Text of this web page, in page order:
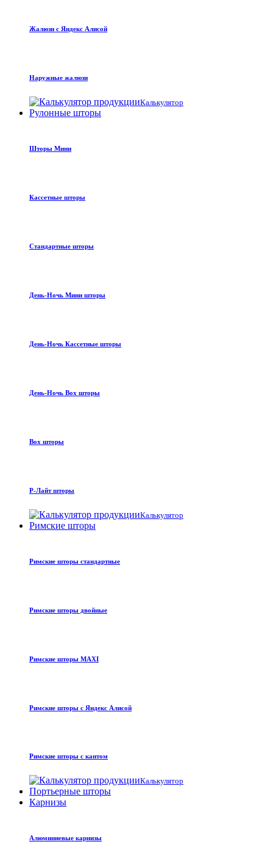
Жалюзи с Яндекс Алисой
Наружные жалюзи
Калькулятор
Рулонные шторы
Шторы Мини
Кассетные шторы
Стандартные шторы
День-Ночь Мини шторы
День-Ночь Кассетные шторы
День-Ночь Box шторы
Box шторы
Р-Лайт шторы
Калькулятор
Римские шторы
Римские шторы стандартные
Римские шторы двойные
Римские шторы MAXI
Римские шторы с Яндекс Алисой
Римские шторы с кантом
Калькулятор
Портьерные шторы
Карнизы
Алюминиевые карнизы